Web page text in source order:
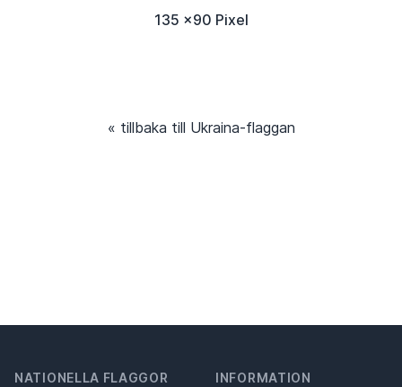
135 x90 Pixel
« tillbaka till Ukraina-flaggan
NATIONELLA FLAGGOR INFORMATION